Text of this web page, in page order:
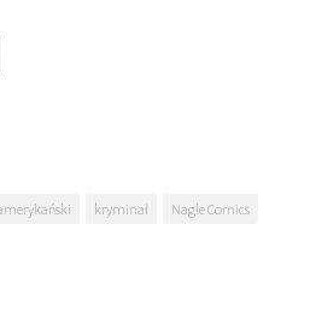
kryminał
Nagle Comics